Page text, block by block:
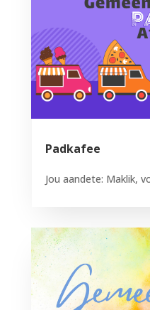
Padkafee
Jou aandete: Maklik,